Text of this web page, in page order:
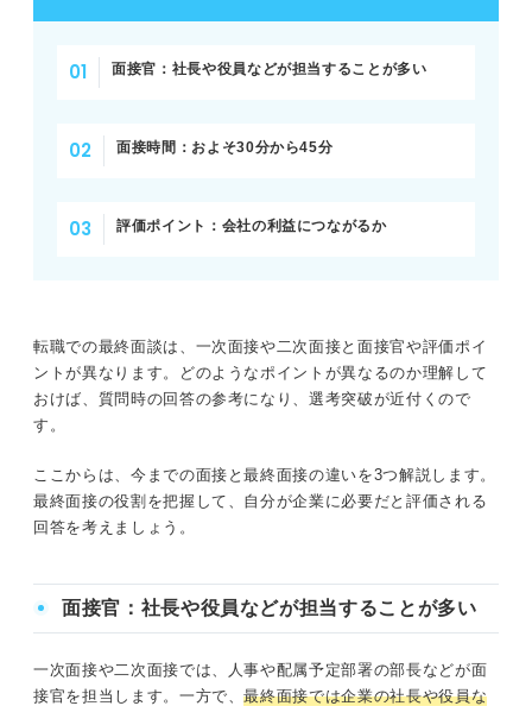
面接官：社長や役員などが担当することが多い
面接時間：およそ30分から45分
評価ポイント：会社の利益につながるか
転職での最終面談は、一次面接や二次面接と面接官や評価ポイ
ントが異なります。どのようなポイントが異なるのか理解して
おけば、質問時の回答の参考になり、選考突破が近付くので
す。
ここからは、今までの面接と最終面接の違いを3つ解説します。
最終面接の役割を把握して、自分が企業に必要だと評価される
回答を考えましょう。
面接官：社長や役員などが担当することが多い
一次面接や二次面接では、人事や配属予定部署の部長などが面
接官を担当します。一方で、最終面接では企業の社長や役員な
破しよう！